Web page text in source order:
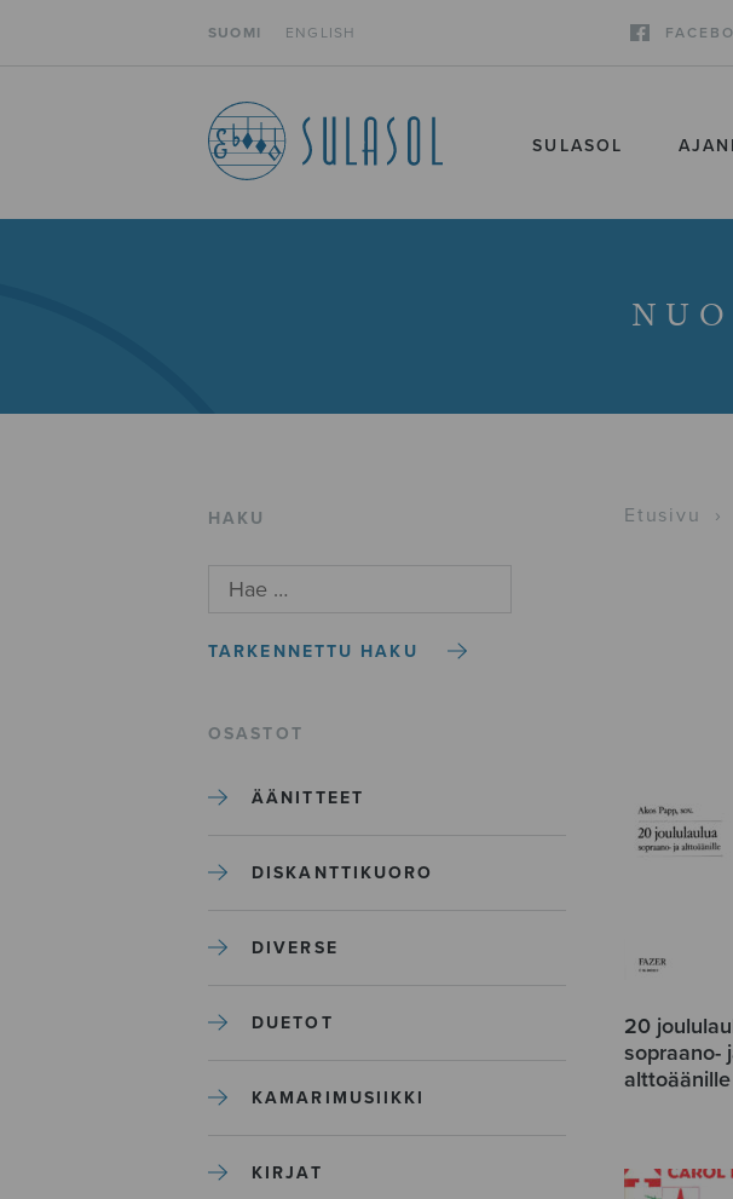
SUOMI ENGLISH
SULASOL
HAKU
TARKENNETTU HAKU
OSASTOT
ÄÄNITTEET
DISKANTTIKUORO
DIVERSE
DUETOT
KAMARIMUSIIKKI
KIRJAT
Etusivu ›
20
sopraano-
alttoäänille